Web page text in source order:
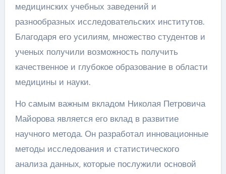
медицинских учебных заведений и
разнообразных исследовательских институтов.
Благодаря его усилиям, множество студентов и
ученых получили возможность получить
качественное и глубокое образование в области
медицины и науки.
Но самым важным вкладом Николая Петровича
Майорова является его вклад в развитие
научного метода. Он разработал инновационные
методы исследования и статистического
анализа данных, которые послужили основой